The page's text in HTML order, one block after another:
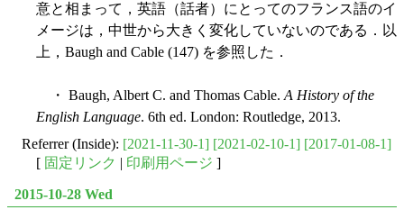
意と相まって，英語（話者）にとってのフランス語のイ
メージは，中世から大きく変化していないのである．以
上，Baugh and Cable (147) を参照した．
・ Baugh, Albert C. and Thomas Cable.A History of the
English Language. 6th ed. London: Routledge, 2013.
Referrer (Inside): [2021-11-30-1] [2021-02-10-1] [2017-01-08-1]
[ 固定リンク | 印刷用ページ ]
2015-10-28 Wed